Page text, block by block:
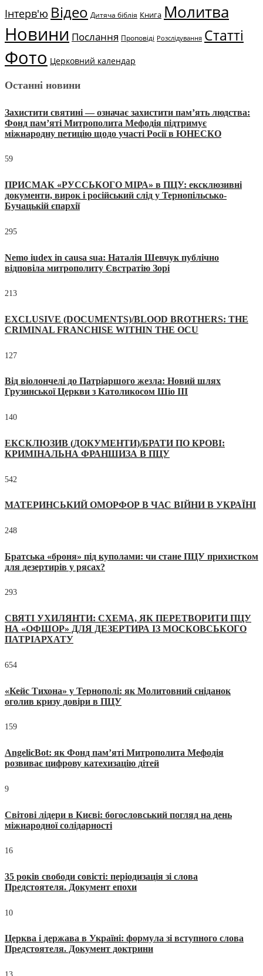
Інтерв'ю Відео Дитяча біблія Книга Молитва
Новини Послання Проповіді Розслідування Статті
Фото Церковний календар
Останні новини
Захистити святині — означає захистити пам’ять людства:
Фонд пам’яті Митрополита Мефодія підтримує
міжнародну петицію щодо участі Росії в ЮНЕСКО
59
ПРИСМАК «РУССЬКОГО МІРА» в ПЦУ: ексклюзивні
документи, вирок і російський слід у Тернопільсько-
Бучацькій єпархії
295
Nemo iudex in causa sua: Наталія Шевчук публічно
відповіла митрополиту Євстратію Зорі
213
EXCLUSIVE (DOCUMENTS)/BLOOD BROTHERS: THE
CRIMINAL FRANCHISE WITHIN THE OCU
127
Від віолончелі до Патріаршого жезла: Новий шлях
Грузинської Церкви з Католикосом Шіо III
140
ЕКСКЛЮЗИВ (ДОКУМЕНТИ)/БРАТИ ПО КРОВІ:
КРИМІНАЛЬНА ФРАНШИЗА В ПЦУ
542
МАТЕРИНСЬКИЙ ОМОРФОР В ЧАС ВІЙНИ В УКРАЇНІ
248
Братська «броня» під куполами: чи стане ПЦУ прихистком
для дезертирів у рясах?
293
СВЯТІ УХИЛЯНТИ: СХЕМА, ЯК ПЕРЕТВОРИТИ ПЦУ
НА «ОФШОР» ДЛЯ ДЕЗЕРТИРА ІЗ МОСКОВСЬКОГО
ПАТРІАРХАТУ
654
«Кейс Тихона» у Тернополі: як Молитовний сніданок
оголив кризу довіри в ПЦУ
159
AngelicBot: як Фонд пам’яті Митрополита Мефодія
розвиває цифрову катехизацію дітей
9
Світові лідери в Києві: богословський погляд на день
міжнародної солідарності
16
35 років свободи совісті: періодизація зі слова
Предстоятеля. Документ епохи
10
Церква і держава в Україні: формула зі вступного слова
Предстоятеля. Документ доктрини